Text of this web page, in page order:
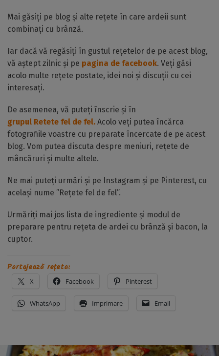
Mai găsiți pe blog și alte rețete în care ardeii sunt
combinați cu brânză.
Iar dacă vă regăsiți în gustul rețetelor de pe acest blog,
vă aștept zilnic și pe pagina de facebook. Veți găsi
acolo multe rețete postate, idei noi și discuții cu cei
interesați.
De asemenea, vă puteți înscrie și în
grupul Retete fel de fel. Acolo veți putea încărca
fotografiile voastre cu preparate încercate de pe acest
blog. Vom putea discuta despre meniuri, rețete de
mâncăruri și multe altele.
Ne mai puteți urmări și pe Instagram și pe Pinterest, cu
același nume ”Rețete fel de fel”.
Urmăriți mai jos lista de ingrediente și modul de
preparare pentru rețeta de ardei cu brânză și bacon, la
cuptor.
Partajează rețeta:
X Facebook Pinterest
WhatsApp Imprimare Email